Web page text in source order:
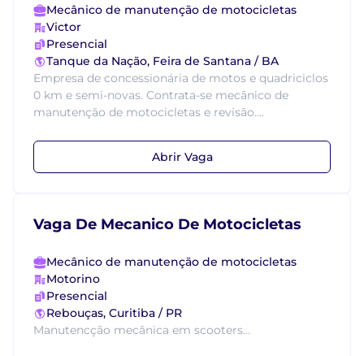
Mecânico de manutenção de motocicletas
Victor
Presencial
Tanque da Nação, Feira de Santana / BA
Empresa de concessionária de motos e quadriciclos
0 km e semi-novas. Contrata-se mecânico de
manutenção de motocicletas e revisão....
Abrir Vaga
Vaga De Mecanico De Motocicletas
Mecânico de manutenção de motocicletas
Motorino
Presencial
Rebouças, Curitiba / PR
Manutencção mecânica em scooters...